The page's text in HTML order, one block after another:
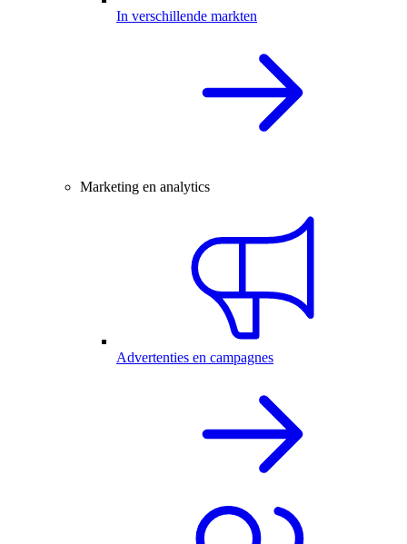
In verschillende markten
Marketing en analytics
Advertenties en campagnes